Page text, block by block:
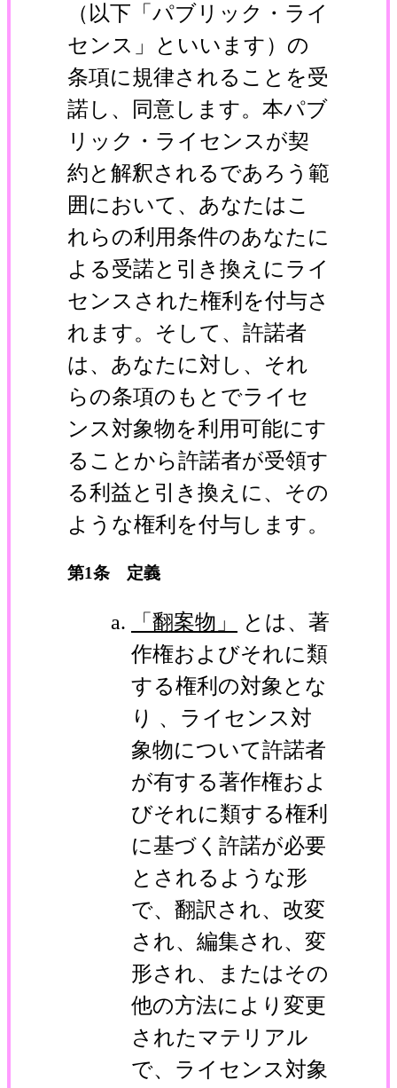
（以下「パブリック・ライ
センス」といいます）の
条項に規律されることを受
諾し、同意します。本パブ
リック・ライセンスが契
約と解釈されるであろう範
囲において、あなたはこ
れらの利用条件のあなたに
よる受諾と引き換えにライ
センスされた権利を付与さ
れます。そして、許諾者
は、あなたに対し、それ
らの条項のもとでライセ
ンス対象物を利用可能にす
ることから許諾者が受領す
る利益と引き換えに、その
ような権利を付与します。
第1条 定義
「翻案物」
とは、著
作権およびそれに類
する権利の対象とな
り 、ライセンス対
象物について許諾者
が有する著作権およ
びそれに類する権利
に基づく許諾が必要
とされるような形
で、翻訳され、改変
され、編集され、変
形され、またはその
他の方法により変更
されたマテリアル
で、ライセンス対象